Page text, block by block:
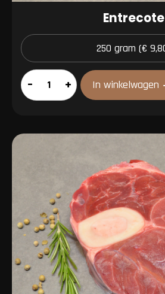
Entrecote
Entrecote
aantal
– + In winkelwagen